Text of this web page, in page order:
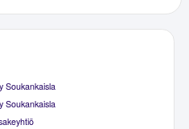
Soukankaisla
Soukankaisla